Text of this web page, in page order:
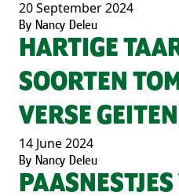
20 September 2024
By Nancy Deleu
HARTIGE
SOORTEN
VERSE
14 June 2024
By Nancy Deleu